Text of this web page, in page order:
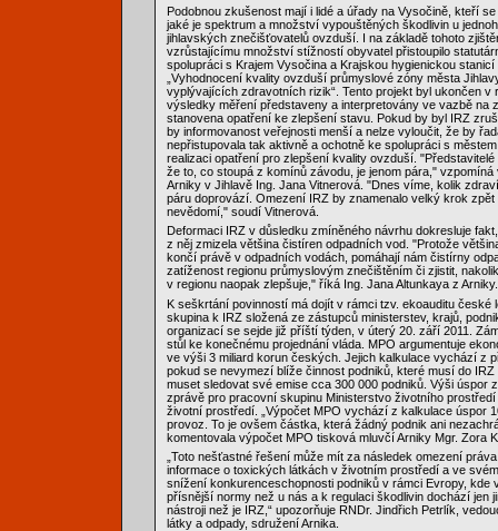
Podobnou zkušenost mají i lidé a úřady na Vysočině, kteří
jaké je spektrum a množství vypouštěných škodlivin u
jihlavských znečišťovatelů ovzduší. I na základě tohoto
vzrůstajícímu množství stížností obyvatel přistoupilo
spolupráci s Krajem Vysočina a Krajskou hygienickou
„Vyhodnocení kvality ovzduší průmyslové zóny města
vyplývajících zdravotních rizik“. Tento projekt byl ukončen v
výsledky měření představeny a interpretovány ve vazbě na
stanovena opatření ke zlepšení stavu. Pokud by byl IRZ
by informovanost veřejnosti menší a nelze vyloučit, že by
nepřistupovala tak aktivně a ochotně ke spolupráci s
realizaci opatření pro zlepšení kvality ovzduší. "Představitelé
že to, co stoupá z komínů závodu, je jenom pára,"
Arniky v Jihlavě Ing. Jana Vitnerová. "Dnes víme, kolik
páru doprovází. Omezení IRZ by znamenalo velký krok zpět
nevědomí," soudí Vitnerová.
Deformaci IRZ v důsledku zmíněného návrhu dokresluje
z něj zmizela většina čistíren odpadních vod. "Protože
končí právě v odpadních vodách, pomáhají nám čistírny
zatíženost regionu průmyslovým znečištěním či zjistit,
v regionu naopak zlepšuje," říká Ing. Jana Altunkaya z Arniky.
K seškrtání povinností má dojít v rámci tzv. ekoauditu české
skupina k IRZ složená ze zástupců ministerstev, krajů,
organizací se sejde již příští týden, v úterý 20. září 2011.
stůl ke konečnému projednání vláda. MPO argumentuje
ve výši 3 miliard korun českých. Jejich kalkulace vychází z
pokud se nevymezí blíže činnost podniků, které musí do IRZ
muset sledovat své emise cca 300 000 podniků. Výši úspor
zprávě pro pracovní skupinu Ministerstvo životního
životní prostředí. „Výpočet MPO vychází z kalkulace úspor
provoz. To je ovšem částka, která žádný podnik ani
komentovala výpočet MPO tisková mluvčí Arniky Mgr. Zora
„Toto nešťastné řešení může mít za následek omezení
informace o toxických látkách v životním prostředí a ve
snížení konkurenceschopnosti podniků v rámci Evropy, kde
přísnější normy než u nás a k regulaci škodlivin dochází jen
nástroji než je IRZ,“ upozorňuje RNDr. Jindřich Petrlík,
látky a odpady, sdružení Arnika.